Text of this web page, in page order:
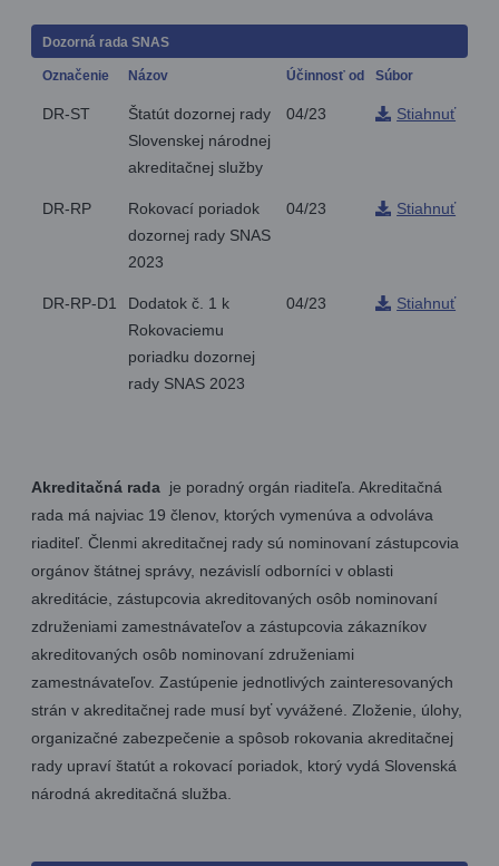
Dozorná rada SNAS
Označenie Názov Účinnosť od Súbor
DR-ST
Štatút dozornej rady
Slovenskej národnej
akreditačnej služby
04/23 Stiahnuť
DR-RP
Rokovací poriadok
dozornej rady SNAS
2023
04/23 Stiahnuť
DR-RP-D1
Dodatok č. 1 k
Rokovaciemu
poriadku dozornej
rady SNAS 2023
04/23 Stiahnuť
Akreditačná rada je poradný orgán riaditeľa. Akreditačná
rada má najviac 19 členov, ktorých vymenúva a odvoláva
riaditeľ. Členmi akreditačnej rady sú nominovaní zástupcovia
orgánov štátnej správy, nezávislí odborníci v oblasti
akreditácie, zástupcovia akreditovaných osôb nominovaní
združeniami zamestnávateľov a zástupcovia zákazníkov
akreditovaných osôb nominovaní združeniami
zamestnávateľov. Zastúpenie jednotlivých zainteresovaných
strán v akreditačnej rade musí byť vyvážené. Zloženie, úlohy,
organizačné zabezpečenie a spôsob rokovania akreditačnej
rady upraví štatút a rokovací poriadok, ktorý vydá Slovenská
národná akreditačná služba.